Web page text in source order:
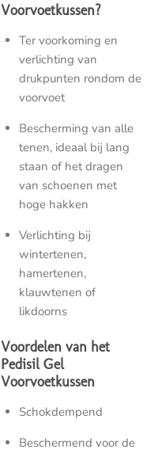
Voorvoetkussen?
Ter voorkoming en
verlichting van
drukpunten rondom de
voorvoet
Bescherming van alle
tenen, ideaal bij lang
staan of het dragen
van schoenen met
hoge hakken
Verlichting bij
wintertenen,
hamertenen,
klauwtenen of
likdoorns
Voordelen van het
Pedisil Gel
Voorvoetkussen
Schokdempend
Beschermend voor de